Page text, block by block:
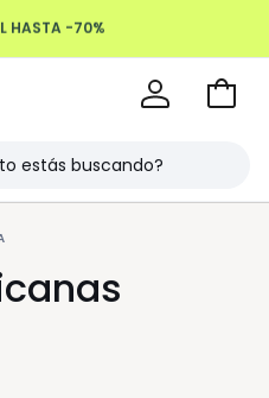
HASTA -70%
100 días
Ir